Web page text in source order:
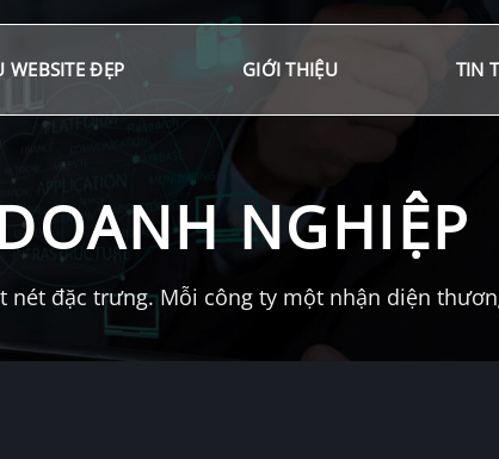
WEBSITE ĐẸP GIỚI THIỆU TIN
NGHIỆP
nét đặc trưng. Mỗi công ty một nhận diện